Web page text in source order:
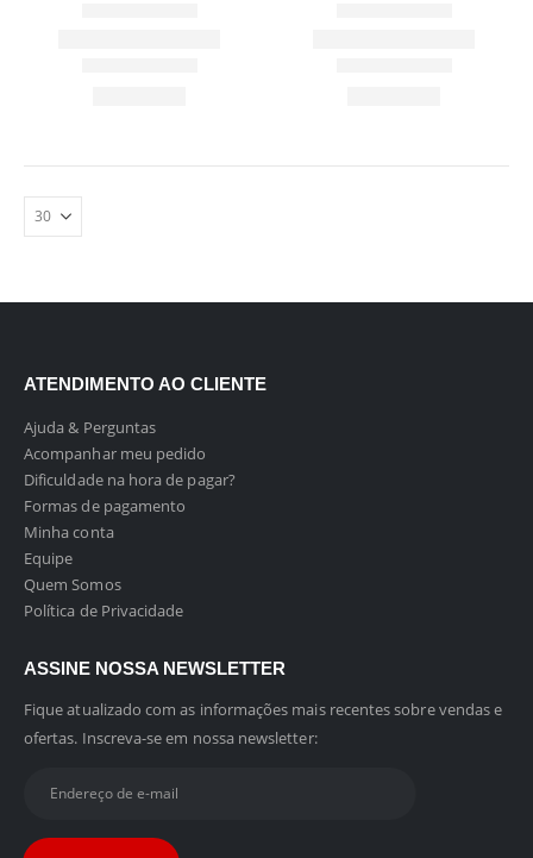
ATENDIMENTO AO CLIENTE
Ajuda & Perguntas
Acompanhar meu pedido
Dificuldade na hora de pagar?
Formas de pagamento
Minha conta
Equipe
Quem Somos
Política de Privacidade
ASSINE NOSSA NEWSLETTER
Fique atualizado com as informações mais recentes sobre vendas e
ofertas. Inscreva-se em nossa newsletter: